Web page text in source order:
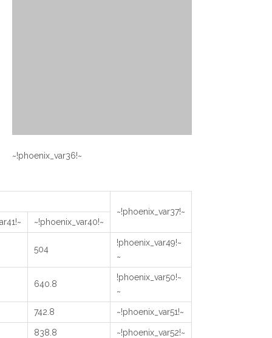
~!phoenix_var36!~
~!phoenix_var37!~
~!phoenix_var40!~
~!phoenix_var41!~
~!phoenix_var49!
~
504
~!phoenix_var50!
~
640.8
~!phoenix_var51!~
742.8
~!phoenix_var52!~
838.8